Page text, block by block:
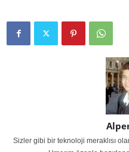
Sizler gibi bir teknoloji meraklısı